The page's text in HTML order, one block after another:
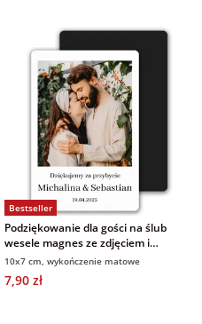
Bestseller
Podziękowanie dla gości na ślub
wesele magnes ze zdjęciem i
własnym podpisem 7x10 cm
wykończenie matowe
10x7 cm, wykończenie matowe
7,90 zł